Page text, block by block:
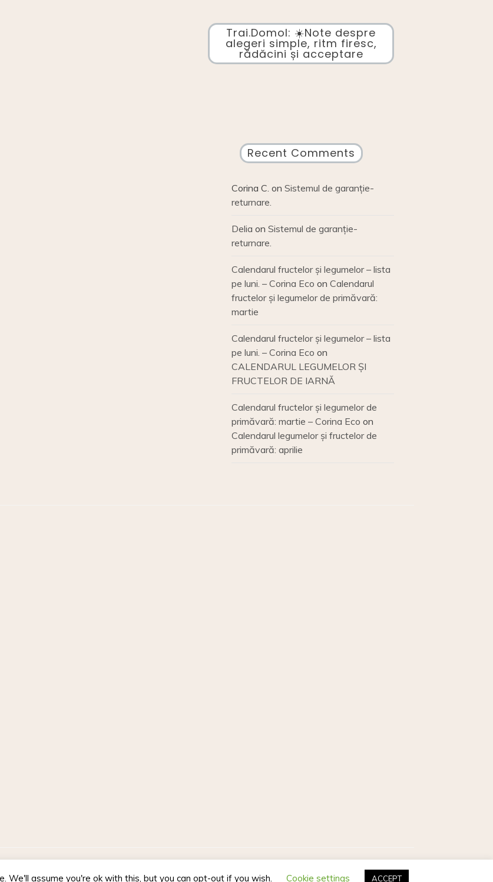
Trai.Domol: ☀️Note despre
alegeri simple, ritm firesc,
rădăcini și acceptare
Recent Comments
Corina C. on Sistemul de garanție-
returnare.
Delia on Sistemul de garanție-
returnare.
Calendarul fructelor și legumelor – lista
pe luni. – Corina Eco on Calendarul
fructelor și legumelor de primăvară:
martie
Calendarul fructelor și legumelor – lista
pe luni. – Corina Eco on
CALENDARUL LEGUMELOR ȘI
FRUCTELOR DE IARNĂ
Calendarul fructelor și legumelor de
primăvară: martie – Corina Eco on
Calendarul legumelor și fructelor de
primăvară: aprilie
Voice Blog free WordPress theme : by :Postmagthemes
We'll assume you're ok with this, but you can opt-out if you wish. Cookie settings ACCEPT